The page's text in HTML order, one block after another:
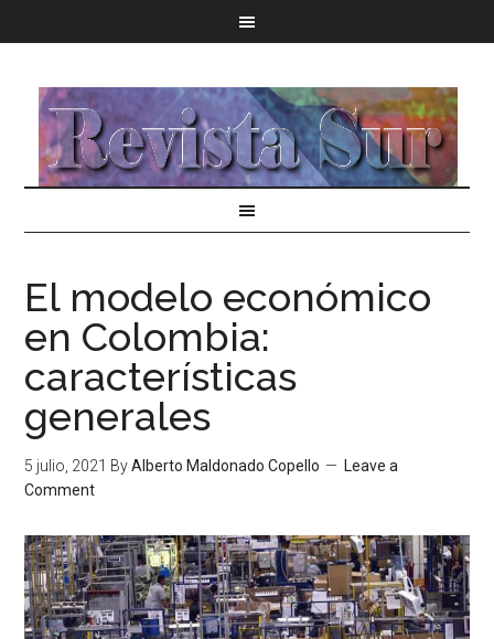
El modelo económico
en Colombia:
características
generales
5 julio, 2021 ByAlberto Maldonado Copello
Leave a
Comment